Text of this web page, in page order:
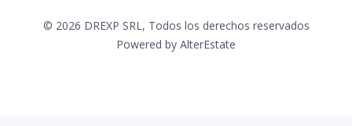
© 2026 DREXP SRL, Todos los derechos reservados
Powered by AlterEstate